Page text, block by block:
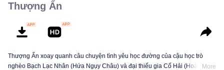
Thượng Ẩn
Thượng Ẩn xoay quanh câu chuyện tình yêu học đường của cậu học trò
nghèo Bạch Lạc Nhân (Hứa Ngụy Châu) và đại thiếu gia Cố Hải (HoàngMore